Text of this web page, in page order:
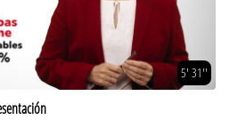
5' 31''